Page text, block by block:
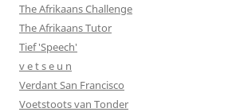
The Afrikaans Challenge
The Afrikaans Tutor
Tief 'Speech'
v e t s e u n
Verdant San Francisco
Voetstoots van Tonder